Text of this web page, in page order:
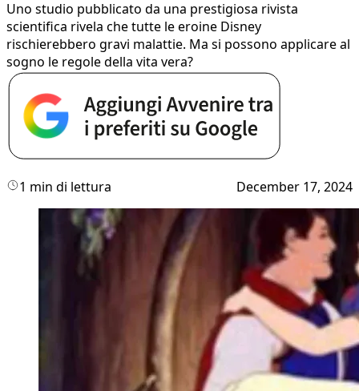
Uno studio pubblicato da una prestigiosa rivista
scientifica rivela che tutte le eroine Disney
rischierebbero gravi malattie. Ma si possono applicare al
sogno le regole della vita vera?
1 min di lettura December 17, 2024